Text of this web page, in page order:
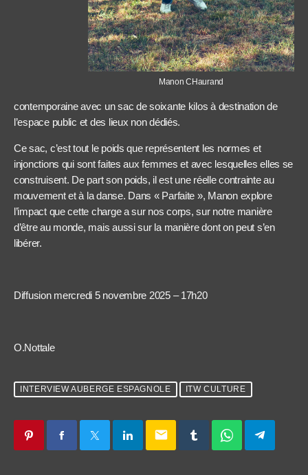
Manon CHaurand
contemporaine avec un sac de soixante kilos à destination de
l’espace public et des lieux non dédiés.
Ce sac, c’est tout le poids que représentent les normes et
injonctions qui sont faites aux femmes et avec lesquelles elles se
construisent. De part son poids, il est une réelle contrainte au
mouvement et à la danse. Dans « Parfaite », Manon explore
l’impact que cette charge a sur nos corps, sur notre manière
d’être au monde, mais aussi sur la manière dont on peut s’en
libérer.
Diffusion mercredi 5 novembre 2025 – 17h20
O.Nottale
INTERVIEW AUBERGE ESPAGNOLE ITW CULTURE
email